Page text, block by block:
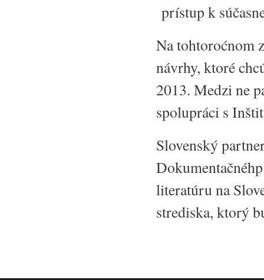
prístup k
Na tohtoroćnom
návrhy, ktoré
2013. Medzi ne
spolupráci s
Slovenský
literatúru na
strediska, ktorý